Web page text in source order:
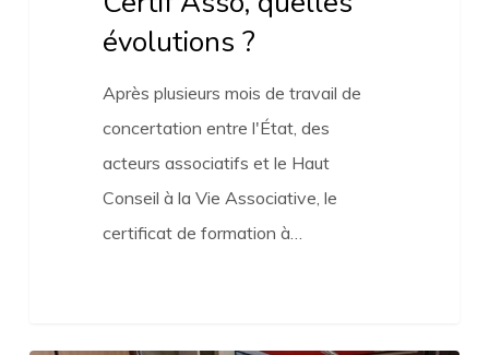
évolutions ?
Après plusieurs mois de travail de
concertation entre l'État, des
acteurs associatifs et le Haut
Conseil à la Vie Associative, le
certificat de formation à…